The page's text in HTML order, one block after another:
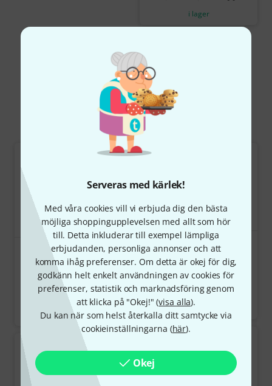
Serveras med kärlek!
Med våra cookies vill vi erbjuda dig den bästa
möjliga shoppingupplevelsen med allt som hör
till. Detta inkluderar till exempel lämpliga
erbjudanden, personliga annonser och att
komma ihåg preferenser. Om detta är okej för dig,
godkänn helt enkelt användningen av cookies för
preferenser, statistik och marknadsföring genom
att klicka på "Okej!" (visa alla).
Du kan när som helst återkalla ditt samtycke via
cookieinställningarna (här).
Okej
i lager
Visa mer
Multitrack Recorders
78
Tascam DP-006
1 890 kr
i lager
386
Boss BR-80
2 499 kr
i lager